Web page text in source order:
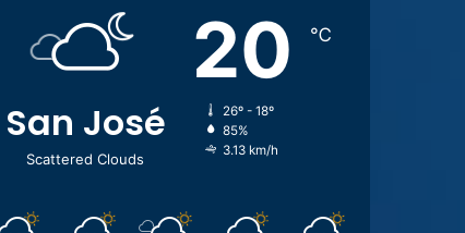
San José
Scattered Clouds
20 ℃
26º - 18º
85%
3.13 km/h